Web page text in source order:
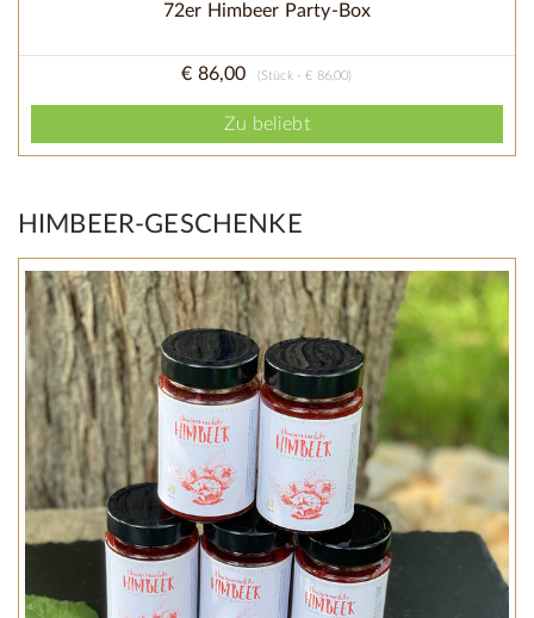
72er Himbeer Party-Box
€ 86,00 (Stück - € 86,00)
Zu beliebt
HIMBEER-GESCHENKE